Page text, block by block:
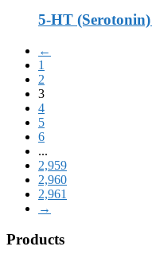
5-HT
←
1
2
3
4
5
6
...
2,959
2,960
2,961
→
Products